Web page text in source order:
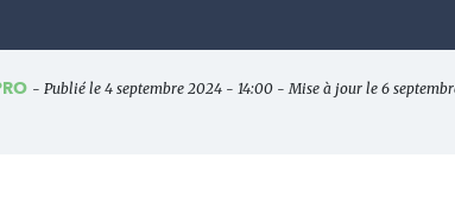
- Publié le 4 septembre 2024 - 14:00 - Mise à jour le 6